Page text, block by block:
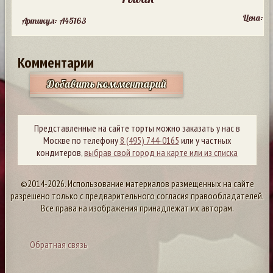
Артикул: A45163 Цена:
Комментарии
Добавить комментарий
Представленные на сайте торты можно заказать у нас в
Москве по телефону8 (495) 744-0165 или у частных
кондитеров,выбрав свой город на карте или из списка
©2014-2026. Использование материалов размещенных на сайте
разрешено только с предварительного согласия правообладателей.
Все права на изображения принадлежат их авторам.
Обратная связь